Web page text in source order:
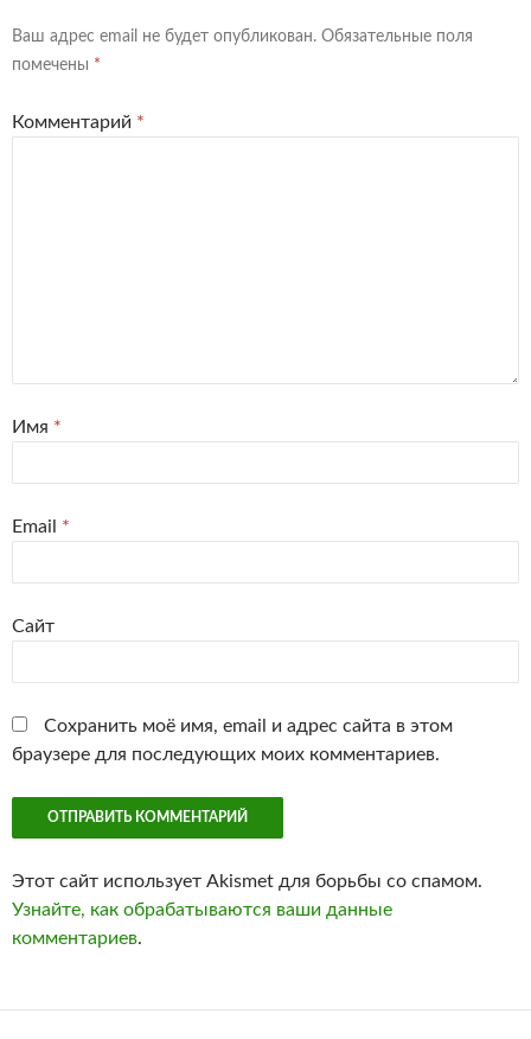
Ваш адрес email не будет опубликован. Обязательные поля
помечены *
Комментарий *
Имя *
Email *
Сайт
Сохранить моё имя, email и адрес сайта в этом
браузере для последующих моих комментариев.
Этот сайт использует Akismet для борьбы со спамом.
Узнайте, как обрабатываются ваши данные
комментариев.